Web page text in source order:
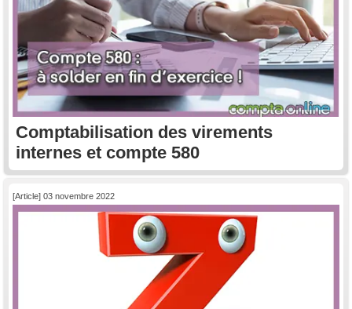
Comptabilisation des virements
internes et compte 580
[Article] 03 novembre 2022